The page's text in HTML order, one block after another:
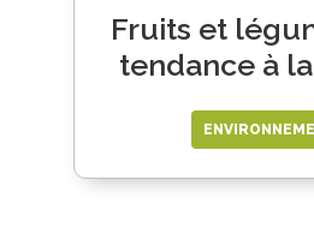
Fruits et
tendance à